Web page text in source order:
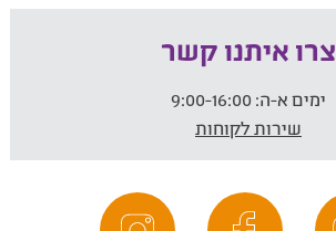
צרו איתנו קשר
ימים א-ה:
שירות לקוחות